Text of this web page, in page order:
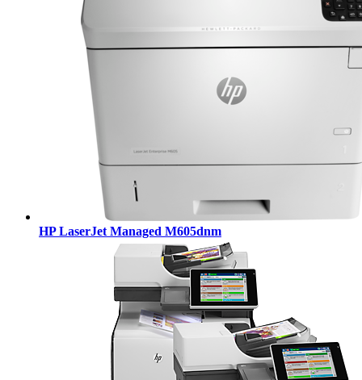
HP LaserJet Managed M605dnm